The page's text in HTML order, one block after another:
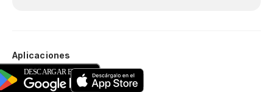
Aplicaciones